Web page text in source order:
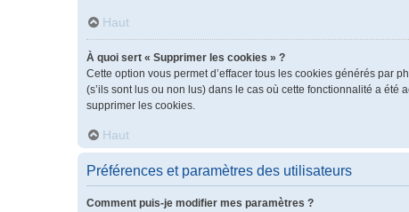
Haut
À quoi sert « Supprimer les cookies » ?
Cette option vous permet d’effacer tous les cookies générés par
(s’ils sont lus ou non lus) dans le cas où cette fonctionnalité a
supprimer les cookies.
Haut
Préférences et paramètres des utilisateurs
Comment puis-je modifier mes paramètres ?